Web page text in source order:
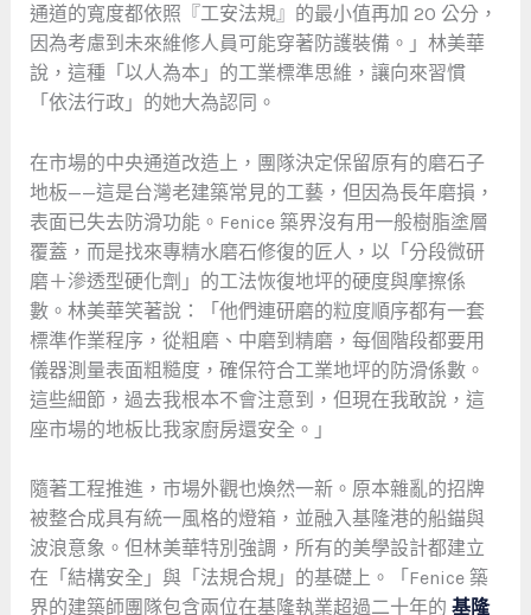
通道的寬度都依照『工安法規』的最小值再加 20 公分，
因為考慮到未來維修人員可能穿著防護裝備。」林美華
說，這種「以人為本」的工業標準思維，讓向來習慣
「依法行政」的她大為認同。
在市場的中央通道改造上，團隊決定保留原有的磨石子
地板——這是台灣老建築常見的工藝，但因為長年磨損，
表面已失去防滑功能。Fenice 築界沒有用一般樹脂塗層
覆蓋，而是找來專精水磨石修復的匠人，以「分段微研
磨＋滲透型硬化劑」的工法恢復地坪的硬度與摩擦係
數。林美華笑著說：「他們連研磨的粒度順序都有一套
標準作業程序，從粗磨、中磨到精磨，每個階段都要用
儀器測量表面粗糙度，確保符合工業地坪的防滑係數。
這些細節，過去我根本不會注意到，但現在我敢說，這
座市場的地板比我家廚房還安全。」
隨著工程推進，市場外觀也煥然一新。原本雜亂的招牌
被整合成具有統一風格的燈箱，並融入基隆港的船錨與
波浪意象。但林美華特別強調，所有的美學設計都建立
在「結構安全」與「法規合規」的基礎上。「Fenice 築
界的建築師團隊包含兩位在基隆執業超過二十年的 基隆